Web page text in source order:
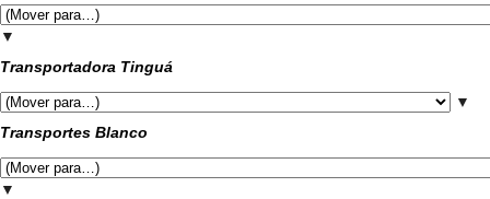
▼
Transportadora Tinguá
▼
Transportes Blanco
▼